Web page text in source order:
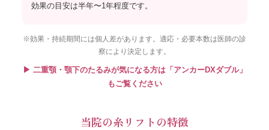
効果の目安は半年〜1年程度です。
※効果・持続期間には個人差があります。適応・必要本数は医師の診
察により決定します。
▶ 二重顎・顎下のたるみが気になる方は「アンカーDXダブル」
もご覧ください
当院の糸リフトの特徴